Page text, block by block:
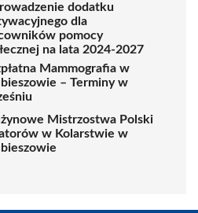
dodatku
dla
pomocy
na lata 2024-2027
Mammografia w
– Terminy w
Mistrzostwa Polski
w Kolarstwie w